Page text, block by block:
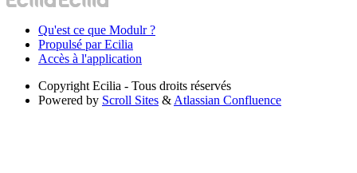
Qu'est ce que Modulr ?
Propulsé par Ecilia
Accès à l'application
Copyright Ecilia - Tous droits réservés
Powered by Scroll Sites & Atlassian Confluence